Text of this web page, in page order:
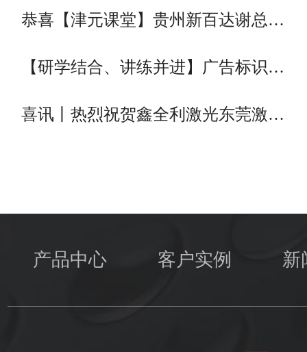
恭喜【津元课堂】贵州新百达谢总…
【研学结合、讲练并进】广告标识…
喜讯丨热烈祝贺鑫全利激光东莞激…
产品中心 客户实例 新